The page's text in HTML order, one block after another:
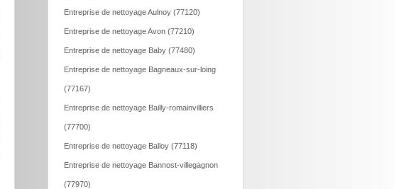
Entreprise de nettoyage Aulnoy (77120)
Entreprise de nettoyage Avon (77210)
Entreprise de nettoyage Baby (77480)
Entreprise de nettoyage Bagneaux-sur-loing
(77167)
Entreprise de nettoyage Bailly-romainvilliers
(77700)
Entreprise de nettoyage Balloy (77118)
Entreprise de nettoyage Bannost-villegagnon
(77970)